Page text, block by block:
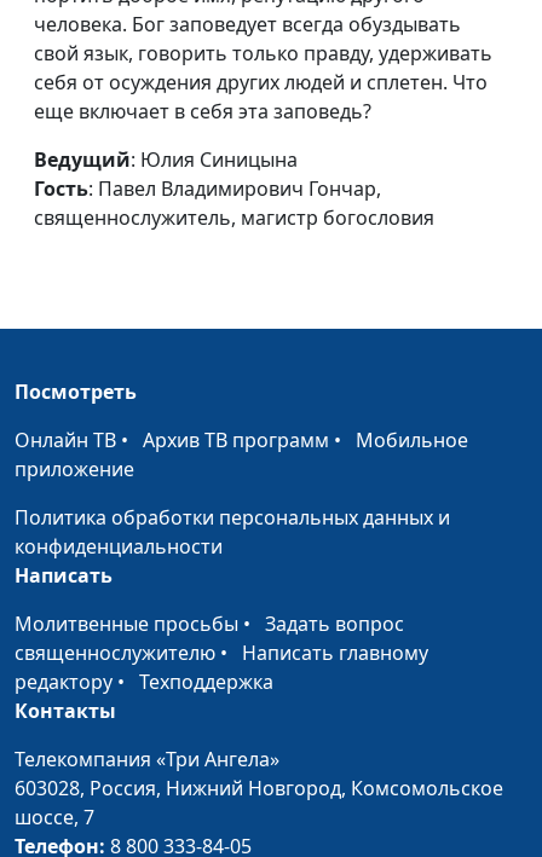
Гончар,
священнослужитель,
магистр богословия
Пятая заповедь: почитай
отца и мать
Юлия Синицына,
Гончар,
священнослужитель,
день субботний
Павел Владимирович
Третья заповедь: не
произноси имя Господа
напрасно
Гончар,
Вторая заповедь: не
сотвори себе кумира
Юлия Синицына,
Павел Владимирович
Первая заповедь: Я -
Господь, Бог твой
Юлия Синицына,
человека. Бог заповедует всегда обуздывать
свой язык, говорить только правду, удерживать
себя от осуждения других людей и сплетен. Что
еще включает в себя эта заповедь?
Ведущий: Юлия Синицына
Гость: Павел Владимирович Гончар,
священнослужитель, магистр богословия
Посмотреть
Онлайн ТВ • Архив ТВ программ • Мобильное
приложение
Политика обработки персональных данных и
конфиденциальности
Написать
Молитвенные просьбы • Задать вопрос
священнослужителю • Написать главному
редактору • Техподдержка
Контакты
Телекомпания «Три Ангела»
603028, Россия, Нижний Новгород, Комсомольское
шоссе, 7
Телефон: 8 800 333-84-05